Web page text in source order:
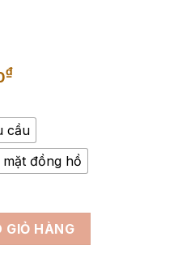
₫Khoảng
từ
1,350,000₫
đến
1,650,000₫
cầu
đồng hồ
Women's U-Play Tri-
GIỎ HÀNG